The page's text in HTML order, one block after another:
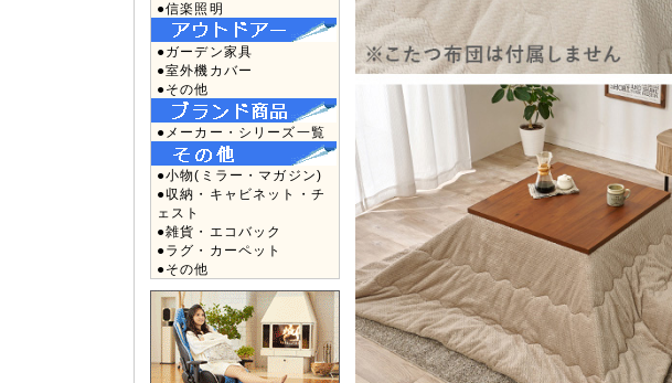
●信楽照明
●ガーデン家具
●室外機カバー
●その他
●メーカー・シリーズ一覧
●小物(ミラー・マガジン)
●収納・キャビネット・チ
ェスト
●雑貨・エコバック
●ラグ・カーペット
●その他